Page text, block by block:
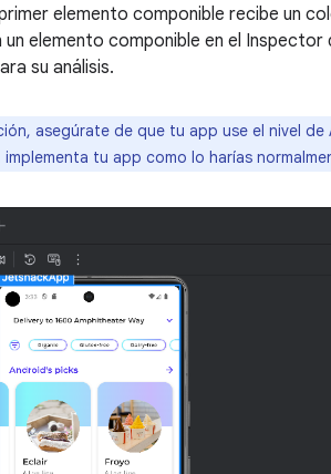
elemento componible recibe un
elemento componible en el Inspector
su análisis.
asegúrate de que tu app use el nivel de
tu app como lo harías